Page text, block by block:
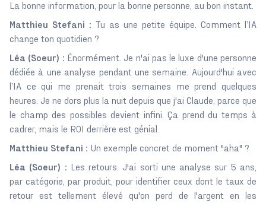
La bonne information, pour la bonne personne, au bon instant.
Matthieu Stefani : Tu as une petite équipe. Comment l’IA
change ton quotidien ?
Léa (Soeur) : Énormément. Je n'ai pas le luxe d'une personne
dédiée à une analyse pendant une semaine. Aujourd'hui avec
l’IA ce qui me prenait trois semaines me prend quelques
heures. Je ne dors plus la nuit depuis que j'ai Claude, parce que
le champ des possibles devient infini. Ça prend du temps à
cadrer, mais le ROI derrière est génial.
Matthieu Stefani : Un exemple concret de moment "aha" ?
Léa (Soeur) : Les retours. J'ai sorti une analyse sur 5 ans,
par catégorie, par produit, pour identifier ceux dont le taux de
retour est tellement élevé qu'on perd de l'argent en les